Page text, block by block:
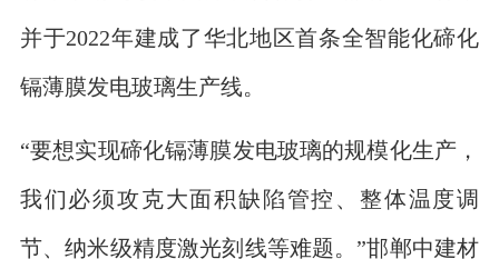
并于2022年建成了华北地区首条全智能化碲化
镉薄膜发电玻璃生产线。
“要想实现碲化镉薄膜发电玻璃的规模化生产，
我们必须攻克大面积缺陷管控、整体温度调
节、纳米级精度激光刻线等难题。”邯郸中建材